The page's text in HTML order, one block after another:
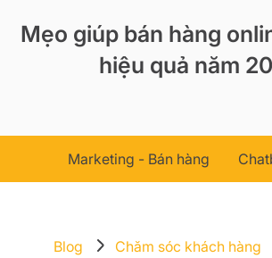
Mẹo giúp bán hàng
hiệu quả năm
Marketing - Bán hàng
Blog
Chăm sóc khách hàng